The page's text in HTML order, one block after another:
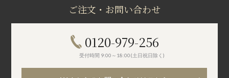
ご注文・お問い合わせ
0120-979-256
受付時間 9:00～18:00(土日祝日除く)